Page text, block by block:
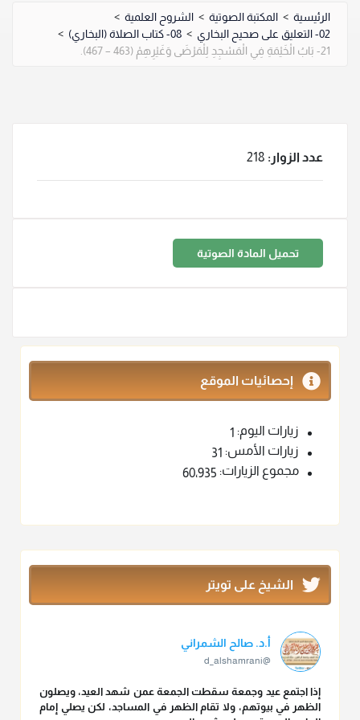
الرئيسية > المكتبة الصوتية > الشروح العلمية >
02- التعليق على صحيح البخاري
> 08- كتاب الصلاة (البخاري)
>
21- ‌‌بَابُ الْخَيْمَةِ فِي الْمَسْجِدِ لِلْمَرْضَى وَغَيْرِهِمْ (463 – 467).
عدد الزوار: 218
تحميل المادة الصوتية
إحصائيات الموقع
زيارات اليوم: 1
زيارات الأمس: 31
مجموع الزيارات: 60٬935
الشيخ على تويتر
أ.د. صالح الشمراني
@d_alshamrani
إذا اجتمع عيد وجمعة سقطت الجمعة عمن شهد العيد، ويصلون
الظهر في بيوتهم، ولا تقام الظهر في المساجد، لكن يصلي إمام